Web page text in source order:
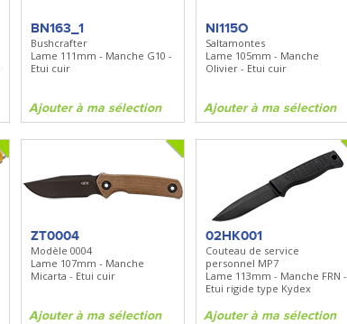
BN163_1
Bushcrafter
Lame 111mm - Manche G10 -
Etui cuir
Ajouter à ma sélection
NI115O
Saltamontes
Lame 105mm - Manche
Olivier - Etui cuir
Ajouter à ma sélection
ZT0004
Modèle 0004
Lame 107mm - Manche
Micarta - Etui cuir
Ajouter à ma sélection
02HK001
Couteau de service
personnel MP7
Lame 113mm - Manche FRN -
Etui rigide type Kydex
Ajouter à ma sélection